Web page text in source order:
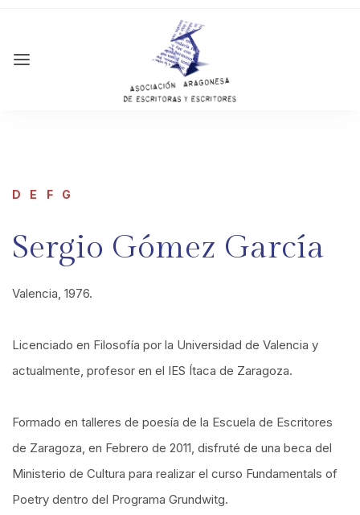
D E F G
Sergio Gómez García
Valencia, 1976.
Licenciado en Filosofía por la Universidad de Valencia y
actualmente, profesor en el IES Ítaca de Zaragoza.
Formado en talleres de poesía de la Escuela de Escritores
de Zaragoza, en Febrero de 2011, disfruté de una beca del
Ministerio de Cultura para realizar el curso Fundamentals of
Poetry dentro del Programa Grundwitg.